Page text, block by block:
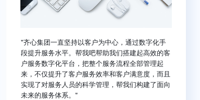
"齐心集团一直坚持以客户为中心，通过数字化手
段提升服务水平。帮我吧帮助我们搭建起高效的客
户服务数字化平台，把整个服务流程全部管理起
来，不仅提升了客户服务效率和客户满意度，而且
实现了对服务人员的科学管理，帮我们构建了面向
未来的服务体系。"